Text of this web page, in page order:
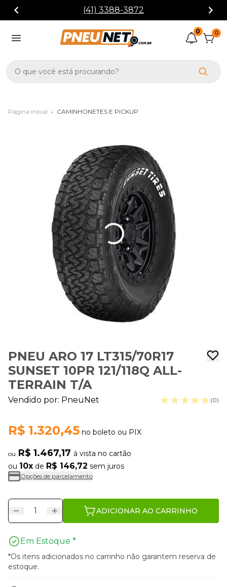
(41) 3388-3872
0 0
Página inicial • CAMINHONETES E PICKUP
PNEU ARO 17 LT315/70R17
SUNSET 10PR 121/118Q ALL-
TERRAIN T/A
Vendido por: PneuNet (0)
R$ 1.320,45 no boleto ou PIX
ou R$ 1.467,17 à vista no cartão
ou 10x de R$ 146,72 sem juros
Opções de parcelamento
ADICIONAR AO CARRINHO
Em Estoque *
*Os itens adicionados no carrinho não garantem reserva de
estoque.